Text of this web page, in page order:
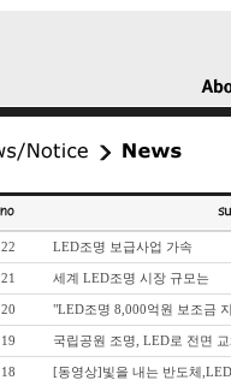
22 LED조명 보급사업 가속
21 세계 LED조명 시장 규모는
20 "LED조명 8,000억원 보조금
19 국립공원 조명, LED로 전면
18 [동영상]빛을 내는 반도체,LED